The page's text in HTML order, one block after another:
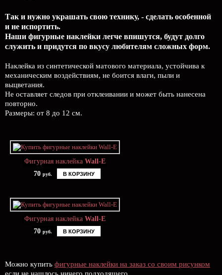
Так и нужно украшать свою технику, - сделать особенной
и не испортить.
Наши фигурные наклейки легче впишутся, будут долго
служить и придутся по вкусу любителям сложных форм.
Наклейка из синтетической матового материала, устойчива к
механическим воздействиям, не боится влаги, пыли и
выцветания.
Не оставляет следов при отклеивании и может быть нанесена
повторно.
Размеры: от 8 до 12 см.
Фигурная наклейка Wall-E
70 руб. В КОРЗИНУ
Фигурная наклейка Wall-E
70 руб. В КОРЗИНУ
Можно купить фигурные наклейки на заказ со своим рисунком
если не нашлось ничего подходящего.